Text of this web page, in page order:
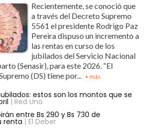
Recientemente, se conoció que
a través del Decreto Supremo
5561 el presidente Rodrigo Paz
Pereira dispuso un incremento a
las rentas en curso de los
jubilados del Servicio Nacional
(Senasir), para este 2026. “El
(DS) tiene por... + más
estos son los montos que se
| Red Uno
entre Bs 290 y Bs 730 de
renta | El Deber